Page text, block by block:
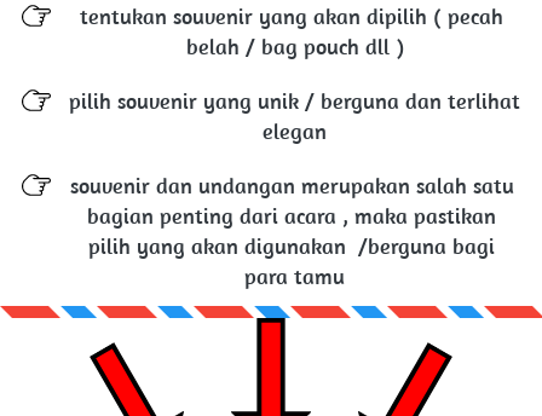
tentukan souvenir yang akan dipilih ( pecah
belah / bag pouch dll )
pilih souvenir yang unik / berguna dan terlihat
elegan
souvenir dan undangan merupakan salah satu
bagian penting dari acara , maka pastikan
pilih yang akan digunakan  /berguna bagi
para tamu